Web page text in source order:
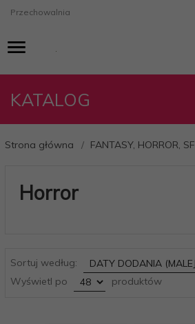
Przechowalnia
KATALOG
Strona główna FANTASY, HORROR, SF
Horror
Sortuj według:
sort
Wyświetl po
pop produktów